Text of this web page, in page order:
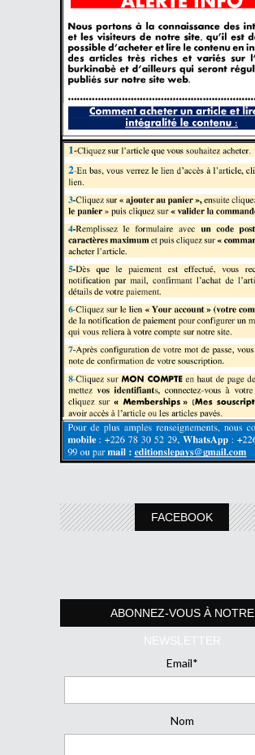
FACEBOOK
ABONNEZ-VOUS À NOTRE
NEWSLETTER
Email*
Nom